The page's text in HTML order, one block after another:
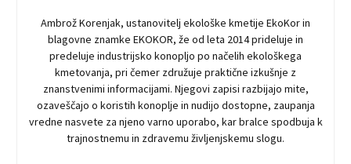
Ambrož Korenjak, ustanovitelj ekološke kmetije EkoKor in
blagovne znamke EKOKOR, že od leta 2014 prideluje in
predeluje industrijsko konopljo po načelih ekološkega
kmetovanja, pri čemer združuje praktične izkušnje z
znanstvenimi informacijami. Njegovi zapisi razbijajo mite,
ozaveščajo o koristih konoplje in nudijo dostopne, zaupanja
vredne nasvete za njeno varno uporabo, kar bralce spodbuja k
trajnostnemu in zdravemu življenjskemu slogu.